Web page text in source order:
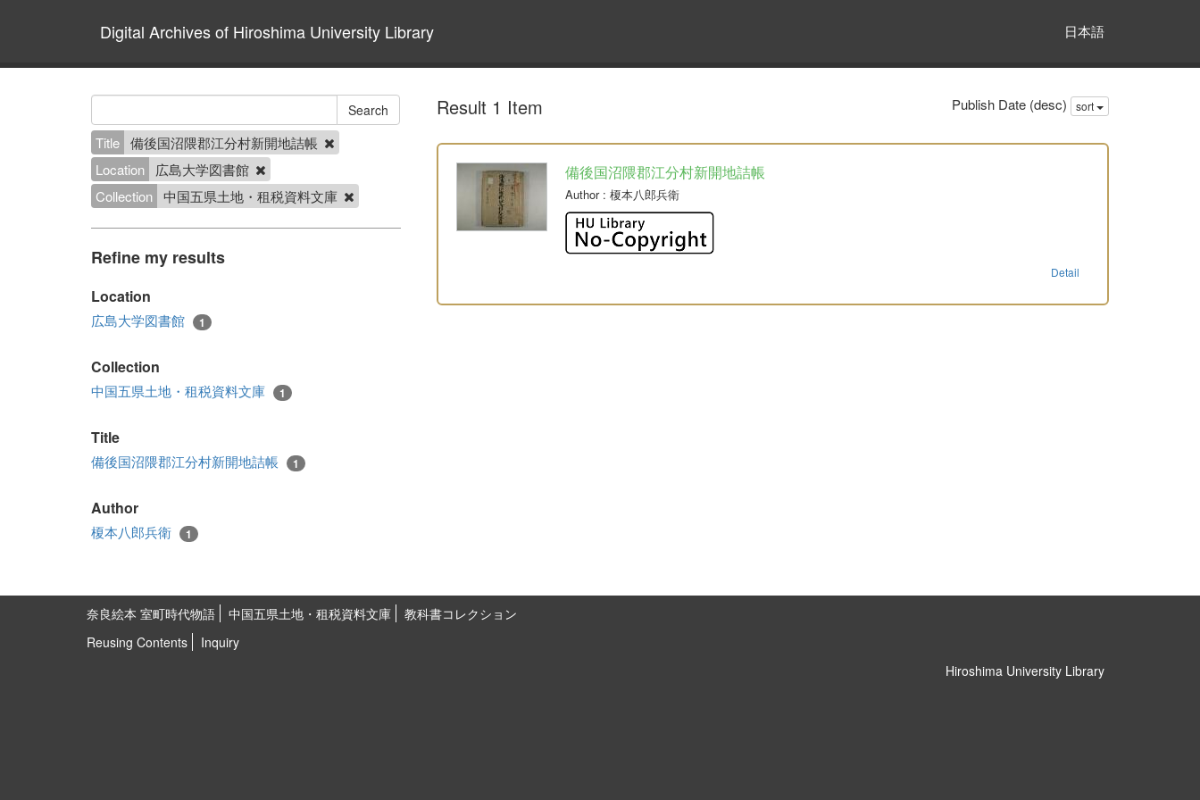
Digital Archives of Hiroshima University Library 日本語
Title 備後国沼隈郡江分村新開地詰帳
Location
広島大学図書館
Collection 中国五県土地・租税資料文庫
Refine my results
Location
広島大学図書館 1
Collection
中国五県土地・租税資料文庫 1
Title
備後国沼隈郡江分村新開地詰帳 1
Author
榎本八郎兵衛 1
Result 1 Item Publish Date (desc) sort
備後国沼隈郡江分村新開地詰帳
Author: 榎本八郎兵衛
Detail
奈良絵本 室町時代物語 中国五県土地・租税資料文庫
教科書コレクション
Reusing Contents
Inquiry
Hiroshima University Library